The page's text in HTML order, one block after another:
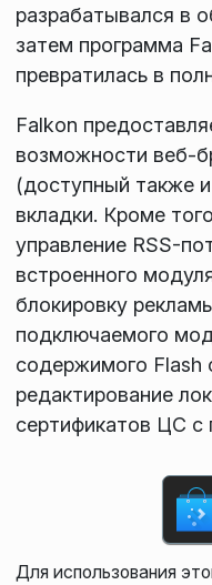
разрабатывался в
затем программа
превратилась в
Falkon
возможности веб-
(доступный также
вкладки. Кроме
управление RSS-
встроенного
блокировку
подключаемого
содержимого
редактирование
сертификатов ЦС
Для использования